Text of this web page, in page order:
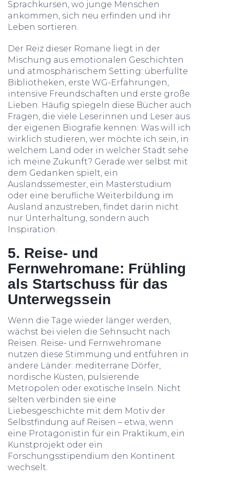
Sprachkursen, wo junge Menschen
ankommen, sich neu erfinden und ihr
Leben sortieren.
Der Reiz dieser Romane liegt in der
Mischung aus emotionalen Geschichten
und atmosphärischem Setting: überfüllte
Bibliotheken, erste WG-Erfahrungen,
intensive Freundschaften und erste große
Lieben. Häufig spiegeln diese Bücher auch
Fragen, die viele Leserinnen und Leser aus
der eigenen Biografie kennen: Was will ich
wirklich studieren, wer möchte ich sein, in
welchem Land oder in welcher Stadt sehe
ich meine Zukunft? Gerade wer selbst mit
dem Gedanken spielt, ein
Auslandssemester, ein Masterstudium
oder eine berufliche Weiterbildung im
Ausland anzustreben, findet darin nicht
nur Unterhaltung, sondern auch
Inspiration.
5. Reise- und
Fernwehromane: Frühling
als Startschuss für das
Unterwegssein
Wenn die Tage wieder länger werden,
wächst bei vielen die Sehnsucht nach
Reisen. Reise- und Fernwehromane
nutzen diese Stimmung und entführen in
andere Länder: mediterrane Dörfer,
nordische Küsten, pulsierende
Metropolen oder exotische Inseln. Nicht
selten verbinden sie eine
Liebesgeschichte mit dem Motiv der
Selbstfindung auf Reisen – etwa, wenn
eine Protagonistin für ein Praktikum, ein
Kunstprojekt oder ein
Forschungsstipendium den Kontinent
wechselt.